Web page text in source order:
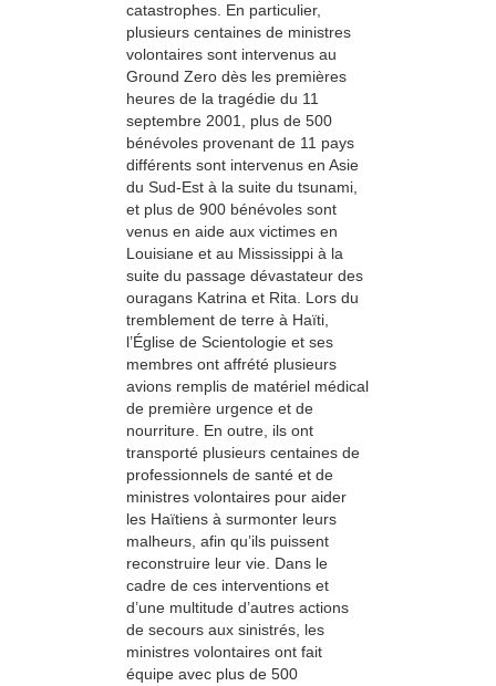
catastrophes. En particulier,
plusieurs centaines de ministres
volontaires sont intervenus au
Ground Zero dès les premières
heures de la tragédie du 11
septembre 2001, plus de 500
bénévoles provenant de 11 pays
différents sont intervenus en Asie
du Sud-Est à la suite du tsunami,
et plus de 900 bénévoles sont
venus en aide aux victimes en
Louisiane et au Mississippi à la
suite du passage dévastateur des
ouragans Katrina et Rita. Lors du
tremblement de terre à Haïti,
l’Église de Scientologie et ses
membres ont affrété plusieurs
avions remplis de matériel médical
de première urgence et de
nourriture. En outre, ils ont
transporté plusieurs centaines de
professionnels de santé et de
ministres volontaires pour aider
les Haïtiens à surmonter leurs
malheurs, afin qu’ils puissent
reconstruire leur vie. Dans le
cadre de ces interventions et
d’une multitude d’autres actions
de secours aux sinistrés, les
ministres volontaires ont fait
équipe avec plus de 500